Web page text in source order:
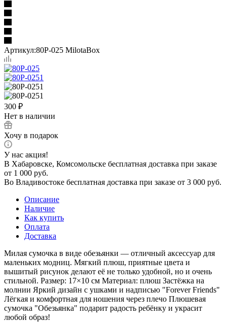
Артикул:80P-025 MilotaBox
300 ₽
Нет в наличии
Хочу в подарок
У нас акция!
В Хабаровске, Комсомольске бесплатная доставка при заказе
от 1 000 руб.
Во Владивостоке бесплатная доставка при заказе от 3 000 руб.
Описание
Наличие
Как купить
Оплата
Доставка
Милая сумочка в виде обезьянки — отличный аксессуар для
маленьких модниц. Мягкий плюш, приятные цвета и
вышитый рисунок делают её не только удобной, но и очень
стильной. Размер: 17×10 см Материал: плюш Застёжка на
молнии Яркий дизайн с ушками и надписью "Forever Friends"
Лёгкая и комфортная для ношения через плечо Плюшевая
сумочка "Обезьянка" подарит радость ребёнку и украсит
любой образ!